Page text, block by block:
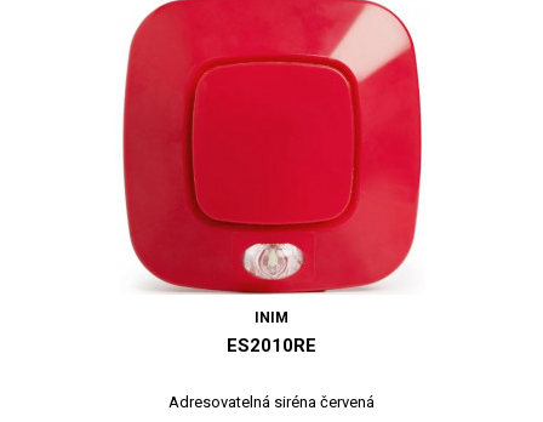
INIM
ES2010RE
Adresovatelná siréna červená